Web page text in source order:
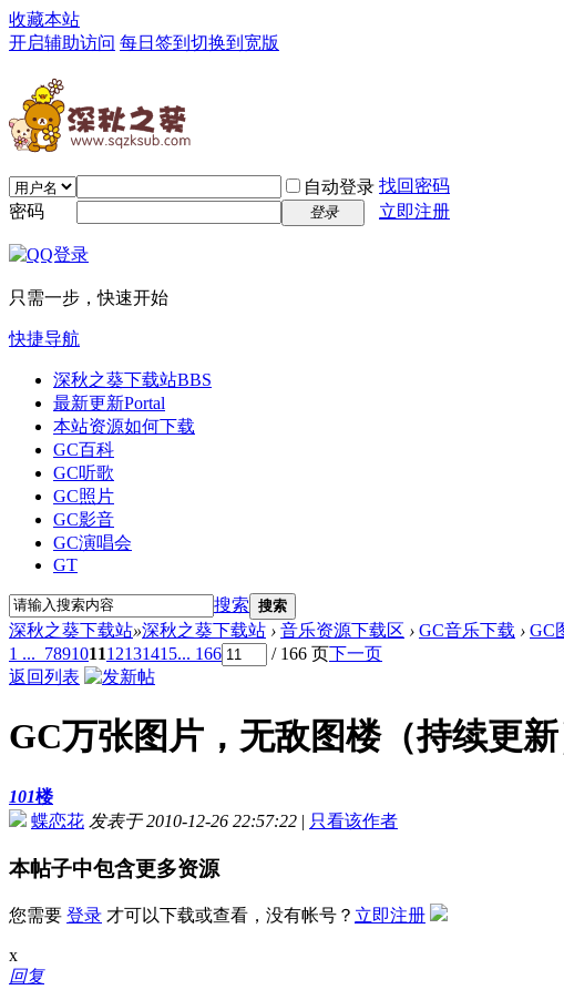
收藏本站
开启辅助访问 每日签到 切换到宽版
自动登录 找回密码
密码
登录 立即注册
只需一步，快速开始
快捷导航
深秋之葵下载站BBS
最新更新Portal
本站资源如何下载
GC百科
GC听歌
GC照片
GC影音
GC演唱会
GT
搜索 搜索
深秋之葵下载站»深秋之葵下载站 › 音乐资源下载区 › GC音乐下载 › GC
1 ... 789101112131415... 166 / 166 页下一页
返回列表
GC万张图片，无敌图楼（持续更新
101楼
蝶恋花 发表于 2010-12-26 22:57:22 | 只看该作者
本帖子中包含更多资源
您需要 登录 才可以下载或查看，没有帐号？ 立即注册
x
回复